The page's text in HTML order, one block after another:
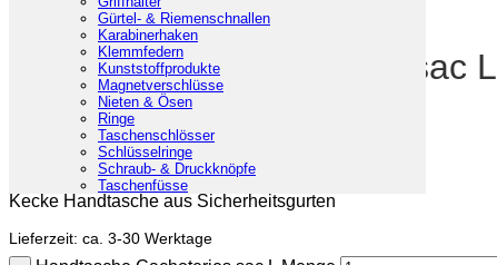
Gürtel- & Riemenschnallen
Karabinerhaken
Klemmfedern
Kunststoffprodukte
Magnetverschlüsse
Nieten & Ösen
Ringe
Taschenschlösser
Schlüsselringe
Schraub- & Druckknöpfe
Taschenfüsse
Taschen / Handtaschen
Handtasche Cachoteries sac L
inkl. 19% MwSt.Kostenlose Lieferung
Kecke Handtasche aus Sicherheitsgurten
Lieferzeit: ca. 3-30 Werktage